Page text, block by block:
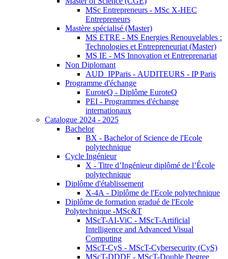
MSc Entrepreneurs - MSc X-HEC
Entrepreneurs
Mastère spécialisé (Master)
MS ETRE - MS Energies Renouvelables :
Technologies et Entrepreneuriat (Master)
MS IE - MS Innovation et Entreprenariat
Non Diplomant
AUD_IPParis - AUDITEURS - IP Paris
Programme d'échange
EuroteQ - Diplôme EuroteQ
PEI - Programmes d'échange
internationaux
Catalogue 2024 - 2025
Bachelor
BX - Bachelor of Science de l'Ecole
polytechnique
Cycle Ingénieur
X - Titre d’Ingénieur diplômé de l’École
polytechnique
Diplôme d'établissement
X-4A - Diplôme de l'Ecole polytechnique
Diplôme de formation gradué de l'Ecole
Polytechnique -MSc&T
MScT-AI-ViC - MScT-Artificial
Intelligence and Advanced Visual
Computing
MScT-CyS - MScT-Cybersecurity (CyS)
MScT-DDDF - MScT-Double Degree